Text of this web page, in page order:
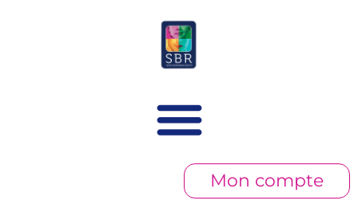
Mon compte